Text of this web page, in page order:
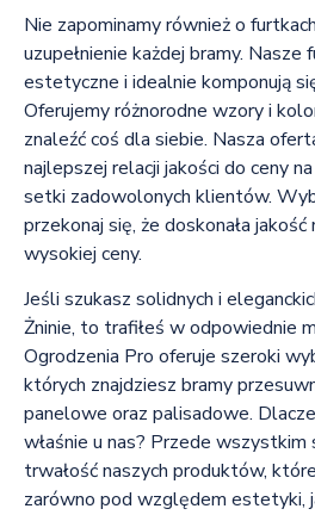
Nie zapominamy również o
uzupełnienie każdej bramy. Nasze
estetyczne i idealnie komponują
Oferujemy różnorodne wzory i
znaleźć coś dla siebie. Nasza
najlepszej relacji jakości do ceny
setki zadowolonych klientów.
przekonaj się, że doskonała jakość
wysokiej ceny.
Jeśli szukasz solidnych i
Żninie, to trafiłeś w odpowiednie
Ogrodzenia Pro oferuje szeroki
których znajdziesz bramy
panelowe oraz palisadowe.
właśnie u nas? Przede wszystkim
trwałość naszych produktów,
zarówno pod względem estetyki,